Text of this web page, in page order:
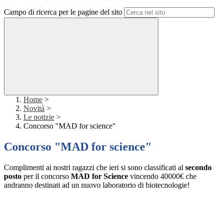
Campo di ricerca per le pagine del sito
Home >
Novità >
Le notizie >
Concorso "MAD for science"
Concorso "MAD for science"
Complimenti ai nostri ragazzi che ieri si sono classificati al secondo
posto per il concorso MAD for Science vincendo 40000€ che
andranno destinati ad un nuovo laboratorio di biotecnologie!